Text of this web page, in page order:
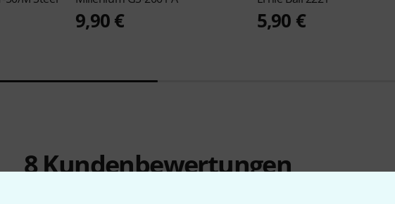
9,90 € 5,90 €
8Kundenbewertungen